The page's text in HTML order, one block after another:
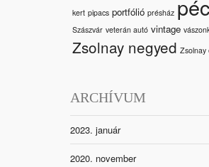
kert pipacs portfólió présház
Szászvár veterán autó vintage
Zsolnay negyed Zsolnay
ARCHÍVUM
2023. január
2020. november